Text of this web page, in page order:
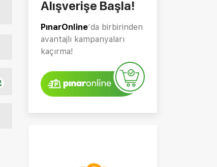
Alışverişe Başla!
PınarOnline’da birbirinden
avantajlı kampanyaları
kaçırma!